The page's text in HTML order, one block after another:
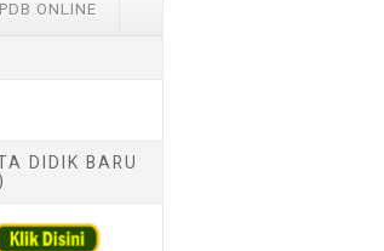
ONLINE
DIDIK BARU